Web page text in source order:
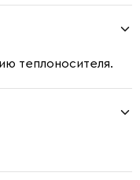
теплоносителя.